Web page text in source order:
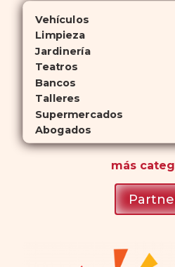
Vehículos
Limpieza
Jardinería
Teatros
Bancos
Talleres
Supermercados
Abogados
más